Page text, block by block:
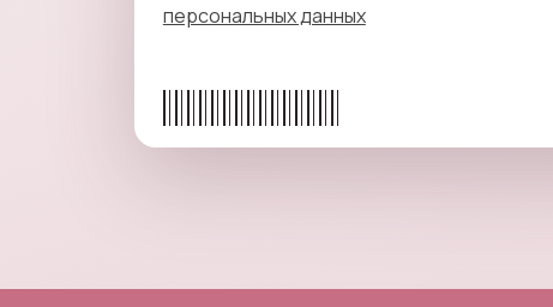
персональных данных